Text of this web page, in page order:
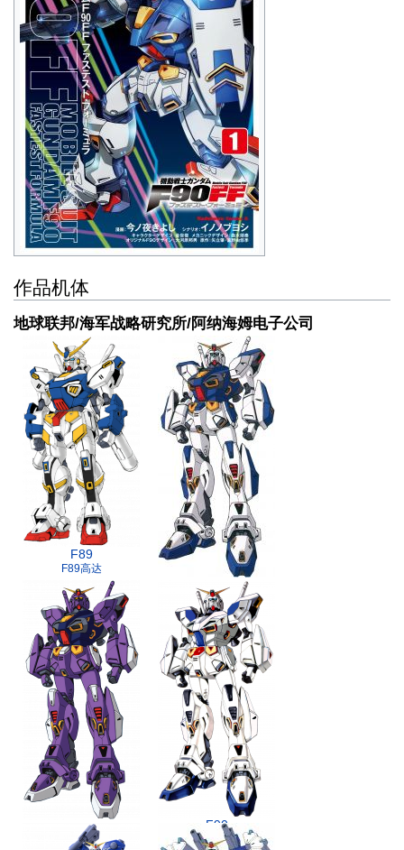
作品机体
地球联邦/海军战略研究所/阿纳海姆电子公司
F89
F89高达
F90
F90高达
F90
F90高达2号机
F90
F90高达3号机